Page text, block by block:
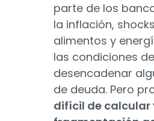
parte de los
la inflación,
alimentos y
las condiciones
desencadenar
de deuda. Pero
difícil de calcular